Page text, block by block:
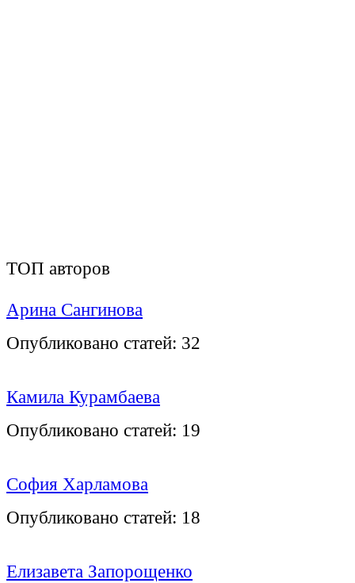
ТОП авторов
Арина Сангинова
Опубликовано статей: 32
Камила Курамбаева
Опубликовано статей: 19
София Харламова
Опубликовано статей: 18
Елизавета Запорощенко